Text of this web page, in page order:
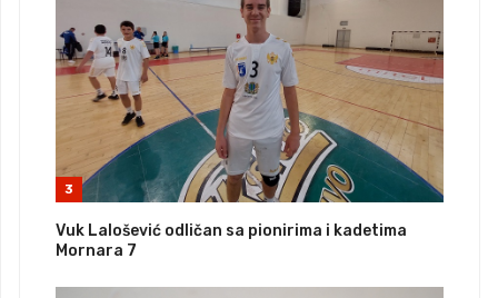
3
Vuk Lalošević odličan sa pionirima i kadetima
Mornara 7